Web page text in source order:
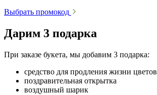
Выбрать промокод
Дарим 3 подарка
При заказе букета, мы добавим 3 подарка:
средство для продления жизни цветов
поздравительная открытка
воздушный шарик